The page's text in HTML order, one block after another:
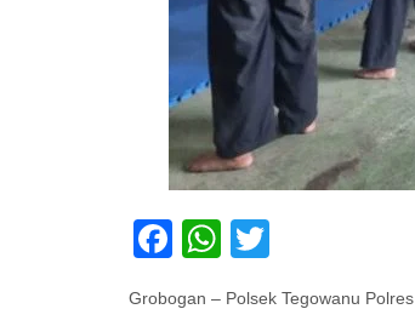
Facebook
WhatsApp
Grobogan – Polsek Tegowanu